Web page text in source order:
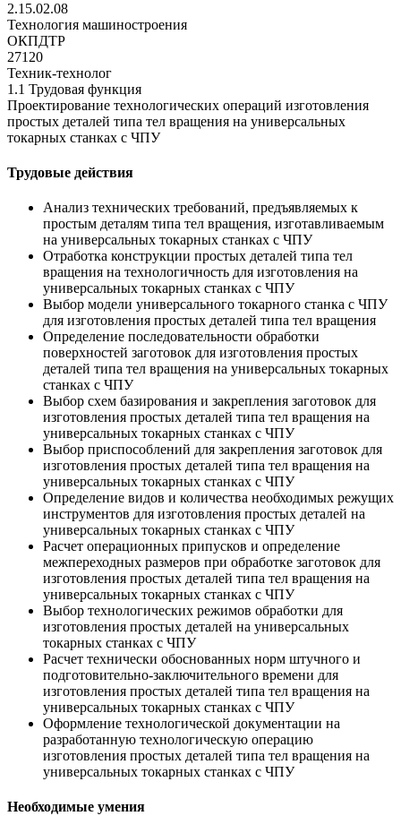
2.15.02.08
Технология машиностроения
ОКПДТР
27120
Техник-технолог
1.1 Трудовая функция
Проектирование технологических операций изготовления
простых деталей типа тел вращения на универсальных
токарных станках с ЧПУ
Трудовые действия
Анализ технических требований, предъявляемых к
простым деталям типа тел вращения, изготавливаемым
на универсальных токарных станках с ЧПУ
Отработка конструкции простых деталей типа тел
вращения на технологичность для изготовления на
универсальных токарных станках с ЧПУ
Выбор модели универсального токарного станка с ЧПУ
для изготовления простых деталей типа тел вращения
Определение последовательности обработки
поверхностей заготовок для изготовления простых
деталей типа тел вращения на универсальных токарных
станках с ЧПУ
Выбор схем базирования и закрепления заготовок для
изготовления простых деталей типа тел вращения на
универсальных токарных станках с ЧПУ
Выбор приспособлений для закрепления заготовок для
изготовления простых деталей типа тел вращения на
универсальных токарных станках с ЧПУ
Определение видов и количества необходимых режущих
инструментов для изготовления простых деталей на
универсальных токарных станках с ЧПУ
Расчет операционных припусков и определение
межпереходных размеров при обработке заготовок для
изготовления простых деталей типа тел вращения на
универсальных токарных станках с ЧПУ
Выбор технологических режимов обработки для
изготовления простых деталей на универсальных
токарных станках с ЧПУ
Расчет технически обоснованных норм штучного и
подготовительно-заключительного времени для
изготовления простых деталей типа тел вращения на
универсальных токарных станках с ЧПУ
Оформление технологической документации на
разработанную технологическую операцию
изготовления простых деталей типа тел вращения на
универсальных токарных станках с ЧПУ
Необходимые умения